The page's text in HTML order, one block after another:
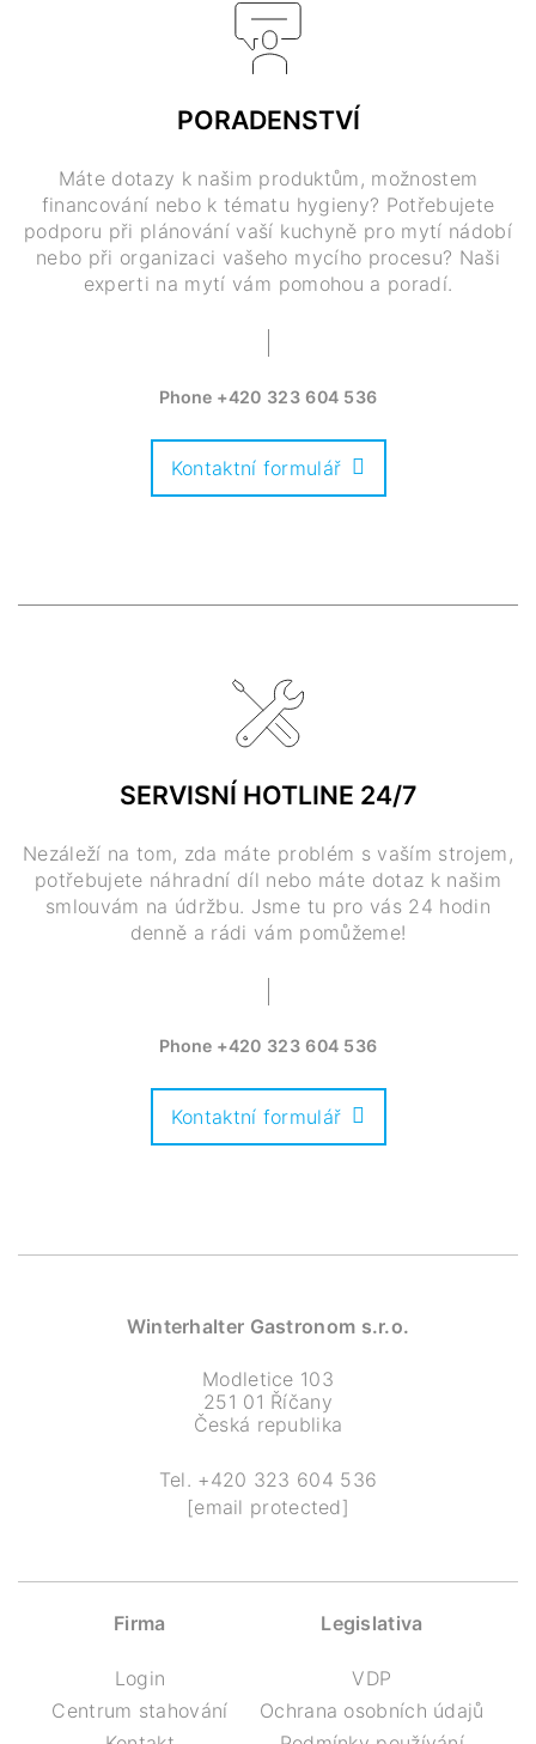
PORADENSTVÍ
Máte dotazy k našim produktům, možnostem
financování nebo k tématu hygieny? Potřebujete
podporu při plánování vaší kuchyně pro mytí nádobí
nebo při organizaci vašeho mycího procesu? Naši
experti na mytí vám pomohou a poradí.
Phone +420 323 604 536
Kontaktní formulář
SERVISNÍ HOTLINE 24/7
Nezáleží na tom, zda máte problém s vaším strojem,
potřebujete náhradní díl nebo máte dotaz k našim
smlouvám na údržbu. Jsme tu pro vás 24 hodin
denně a rádi vám pomůžeme!
Phone +420 323 604 536
Kontaktní formulář
Winterhalter Gastronom s.r.o.
Modletice 103
251 01 Říčany
Česká republika
Tel. +420 323 604 536
[email protected]
Firma
Login
Centrum stahování
Legislativa
VDP
Ochrana osobních údajů